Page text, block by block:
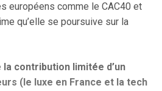
européens comme le CAC40 et
qu’elle se poursuive sur la
la contribution limitée d’un
(le luxe en France et la tech